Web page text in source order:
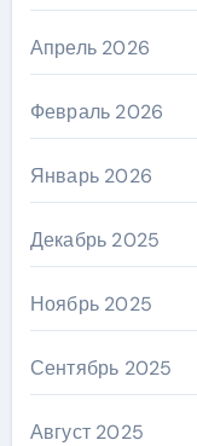
Апрель 2026
Февраль 2026
Январь 2026
Декабрь 2025
Ноябрь 2025
Сентябрь 2025
Август 2025